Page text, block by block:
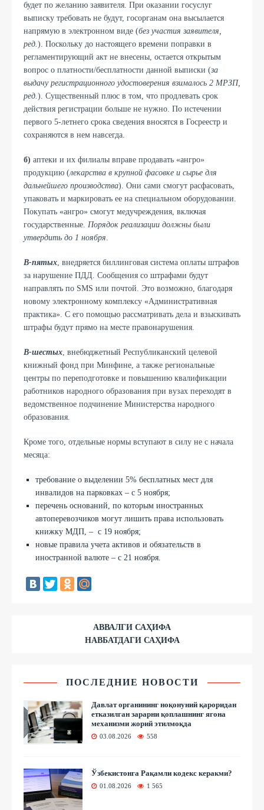
будет по желанию заявителя. При оказании госуслуг
выписку требовать не будут, госорганам она высылается
напрямую в электронном виде (без участия заявителя,
ред.). Поскольку до настоящего времени поправки в
регламентирующий акт не внесены, остается открытым
вопрос о платности/бесплатности данной выписки (за
выдачу регистрационного удостоверения взималось 2 МРЗП,
ред.). Существенный плюс в том, что продлевать срок
действия регистрации больше не нужно. По истечении
первого 5-летнего срока сведения вносятся в Госреестр и
сохраняются в нем навсегда.
б) аптеки и их филиалы вправе продавать «ангро»
продукцию (лекарства в крупной фасовке и сырье для
дальнейшего производства). Они сами смогут расфасовать,
упаковать и маркировать ее на специальном оборудовании.
Покупать «ангро» смогут медучреждения, включая
государственные. Порядок реализации должны были
утвердить до 1 ноября.
В-пятых, внедряется биллинговая система оплаты штрафов
за нарушение ПДД. Сообщения со штрафами будут
направлять по SMS или почтой. Это возможно, благодаря
новому электронному комплексу «Административная
практика». С его помощью рассматривать дела и взыскивать
штрафы будут прямо на месте правонарушения.
В-шестых, внебюджетный Республиканский целевой
книжный фонд при Минфине, а также региональные
центры по переподготовке и повышению квалификации
работников народного образования при вузах переходят в
ведомственное подчинение Министерства народного
образования.
Кроме того, отдельные нормы вступают в силу не с начала
месяца:
требование о выделении 5% бесплатных мест для
инвалидов на парковках – с 5 ноября;
перечень оснований, по которым иностранных
автоперевозчиков могут лишить права использовать
книжку МДП, – с 19 ноября;
новые правила учета активов и обязательств в
иностранной валюте – с 21 ноября.
АВВАЛГИ САҲИФА
НАВБАТДАГИ САҲИФА
ПОСЛЕДНИЕ НОВОСТИ
Давлат органининг ноқонуний қароридан
етказилган зарарни қоплашнинг ягона
механизми жорий этилмоқда
03.08.2026 558
Ўзбекистонга Рақамли кодекс керакми?
01.08.2026 1 565